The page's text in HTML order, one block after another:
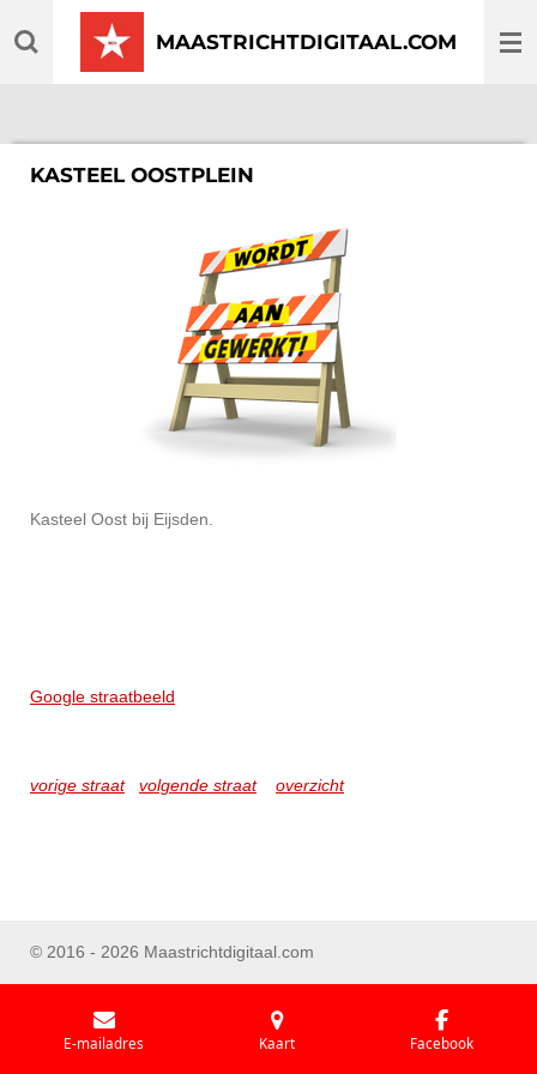
direct
MAASTRICHTDIGITAAL.COM
KASTEEL OOSTPLEIN
Kasteel Oost bij Eijsden.
Google straatbeeld
vorige straat volgende straat overzicht
© 2016 - 2026 Maastrichtdigitaal.com
E-mailadres Kaart Facebook